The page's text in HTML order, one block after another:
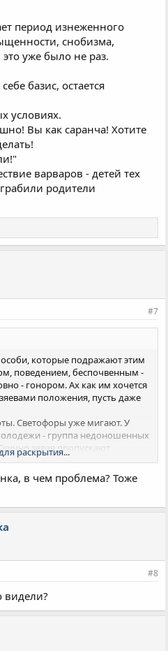
период изнеженного
снобизма,
уже было не раз.
базис, остается
условиях.
Вы как саранча! Хотите
варваров - детей тех
родители
#7
которые подражают этим
поведением, беспочвенным -
- гонором. Ах как им хочется
положения, пусть даже
Светофоры уже мигают. У
- группа недоношенных
зевая пропускают
И вот идет штук восемь-десять
решительно двигается по
стоять, мы идем. Идут
делают вид, что хотят
и очччень наслаждаются. Ну
А как приятно свербит.
ТО ЗНАЧУ.
раскрытия...
в чем проблема? Тоже
#8
видели?